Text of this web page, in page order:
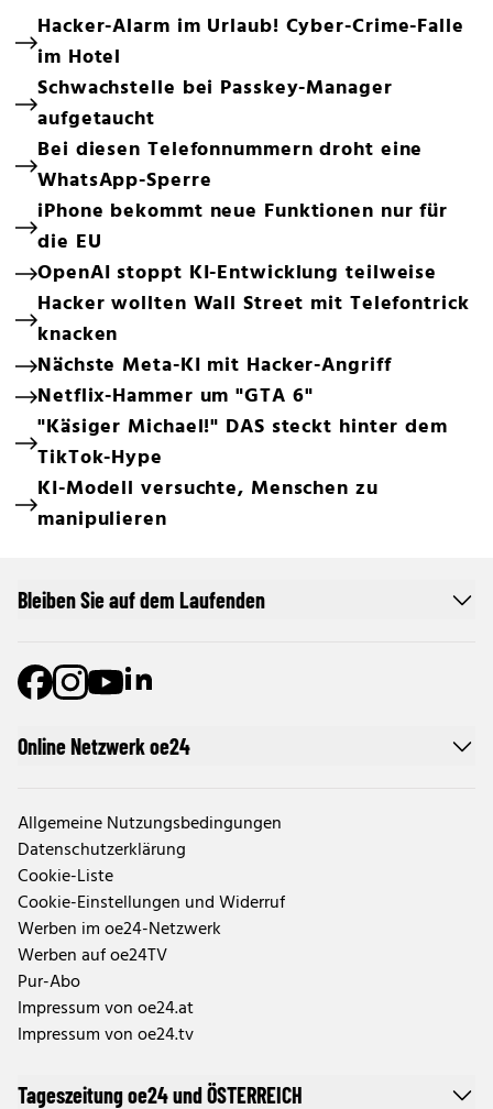
Hacker-Alarm im Urlaub! Cyber-Crime-Falle
im Hotel
Schwachstelle bei Passkey-Manager
aufgetaucht
Bei diesen Telefonnummern droht eine
WhatsApp-Sperre
iPhone bekommt neue Funktionen nur für
die EU
OpenAI stoppt KI-Entwicklung teilweise
Hacker wollten Wall Street mit Telefontrick
knacken
Nächste Meta-KI mit Hacker-Angriff
Netflix-Hammer um "GTA 6"
"Käsiger Michael!" DAS steckt hinter dem
TikTok-Hype
KI-Modell versuchte, Menschen zu
manipulieren
Online Netzwerk oe24
Allgemeine Nutzungsbedingungen
Datenschutzerklärung
Cookie-Liste
Cookie-Einstellungen und Widerruf
Werben im oe24-Netzwerk
Werben auf oe24TV
Pur-Abo
Impressum von oe24.at
Impressum von oe24.tv
Tageszeitung oe24 und ÖSTERREICH
Bleiben Sie auf dem Laufenden